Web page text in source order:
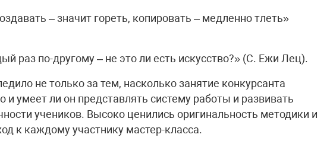
– значит гореть, копировать – медленно тлеть»
раз по-другому – не это ли есть искусство?» (С. Ежи Лец).
не только за тем, насколько занятие конкурсанта
и умеет ли он представлять систему работы и развивать
учеников. Высоко ценились оригинальность методики и
к каждому участнику мастер-класса.